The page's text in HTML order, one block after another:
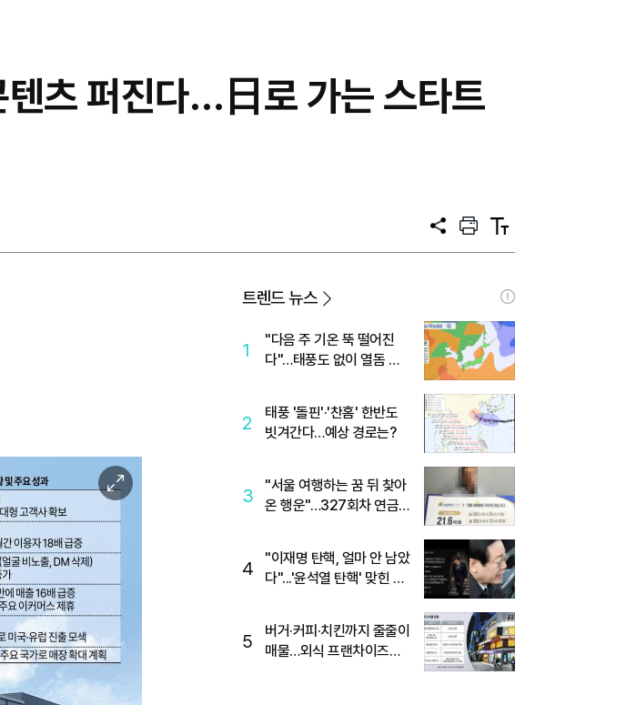
츠 퍼진다…日로 가는 스타트
공
프
트
텍
트
이
미
확
대
트렌드 뉴스
1
"다음 주 기온 뚝 떨어진
다"…태풍도 없이 열돔 박
2
태풍 '돌핀'·'찬홈' 한반도
빗겨간다…예상 경로는?
3
"서울 여행하는 꿈 뒤 찾아
온 행운"…327회차 연금
4
"이재명 탄핵, 얼마 안 남았
다"...'윤석열 탄핵' 맞힌 무
5
버거·커피·치킨까지 줄줄이
매물…외식 프랜차이즈